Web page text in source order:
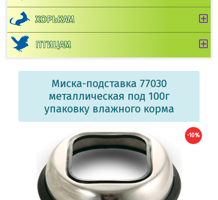
ХОРЬКАМ
ПТИЦАМ
Миска-подставка 77030
металлическая под 100г
упаковку влажного корма
-10%